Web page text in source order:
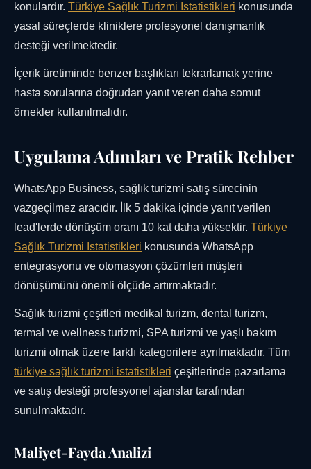
konulardır. Türkiye Sağlık Turizmi Istatistikleri konusunda
yasal süreçlerde kliniklere profesyonel danışmanlık
desteği verilmektedir.
İçerik üretiminde benzer başlıkları tekrarlamak yerine
hasta sorularına doğrudan yanıt veren daha somut
örnekler kullanılmalıdır.
Uygulama Adımları ve Pratik Rehber
WhatsApp Business, sağlık turizmi satış sürecinin
vazgeçilmez aracıdır. İlk 5 dakika içinde yanıt verilen
lead'lerde dönüşüm oranı 10 kat daha yüksektir. Türkiye
Sağlık Turizmi Istatistikleri konusunda WhatsApp
entegrasyonu ve otomasyon çözümleri müşteri
dönüşümünü önemli ölçüde artırmaktadır.
Sağlık turizmi çeşitleri medikal turizm, dental turizm,
termal ve wellness turizmi, SPA turizmi ve yaşlı bakım
turizmi olmak üzere farklı kategorilere ayrılmaktadır. Tüm
türkiye sağlık turizmi istatistikleri çeşitlerinde pazarlama
ve satış desteği profesyonel ajanslar tarafından
sunulmaktadır.
Maliyet-Fayda Analizi